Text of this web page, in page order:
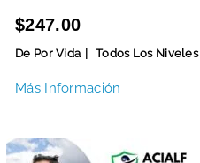
$247.00
De Por Vida Todos Los Niveles
Más Información